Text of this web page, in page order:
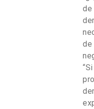
de
de